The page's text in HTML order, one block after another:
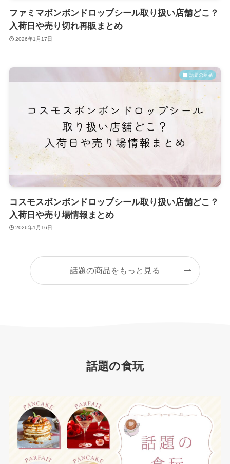
ファミマボンボンドロップシール取り扱い店舗どこ？
入荷日や売り切れ再販まとめ
2026年1月17日
話題の商品
コスモスボンボンドロップシール取り扱い店舗どこ？
入荷日や売り場情報まとめ
2026年1月16日
話題の商品をもっと見る
話題の食玩